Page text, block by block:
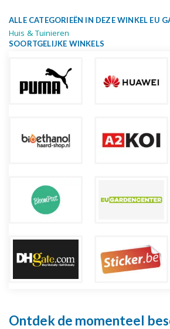
ALLE CATEGORIEËN IN DEZE WINKEL EU
Huis & Tuinieren
SOORTGELIJKE WINKELS
Ontdek de momenteel